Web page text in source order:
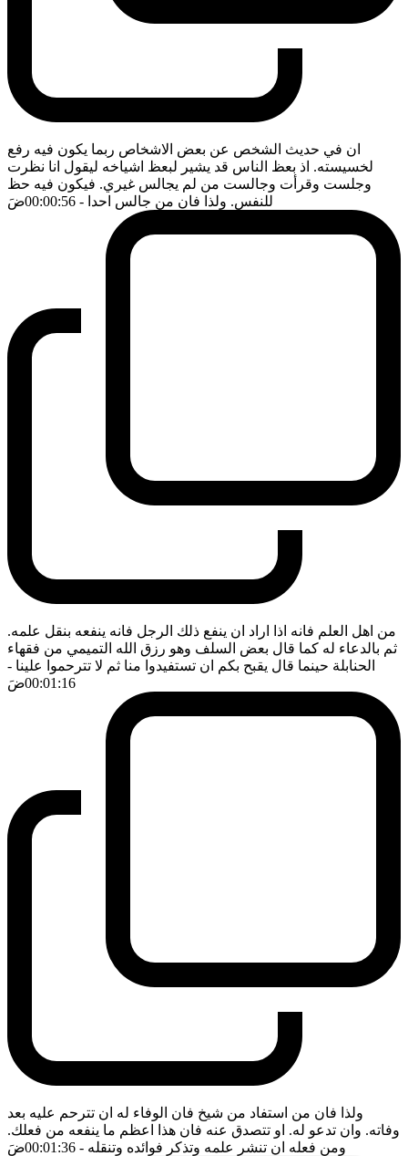
ان في حديث الشخص عن بعض الاشخاص ربما يكون فيه رفع
لخسيسته. اذ بعظ الناس قد يشير لبعظ اشياخه ليقول انا نظرت
وجلست وقرأت وجالست من لم يجالس غيري. فيكون فيه حظ
للنفس. ولذا فان من جالس احدا - 00:00:56 ضَ
من اهل العلم فانه اذا اراد ان ينفع ذلك الرجل فانه ينفعه بنقل علمه.
ثم بالدعاء له كما قال بعض السلف وهو رزق الله التميمي من فقهاء
الحنابلة حينما قال يقبح بكم ان تستفيدوا منا ثم لا تترحموا علينا -
00:01:16ضَ
ولذا فان من استفاد من شيخ فان الوفاء له ان تترحم عليه بعد
وفاته. وان تدعو له. او تتصدق عنه فان هذا اعظم ما ينفعه من فعلك.
ومن فعله ان تنشر علمه وتذكر فوائده وتنقله - 00:01:36 ضَ